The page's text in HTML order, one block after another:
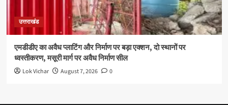
उत्तराखंड
एमडीडीए का अवैध प्लाटिंग और निर्माण पर बड़ा एक्शन, दो स्थानों पर
ध्वस्तीकरण, मसूरी मार्ग पर अवैध निर्माण सील
Lok Vichar August 7, 2026 0